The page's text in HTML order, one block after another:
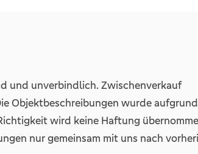
erreichen Sie mit dem PKW in ca.
und unverbindlich. Zwischenverkauf
Objektbeschreibungen wurde
wird keine Haftung
nur gemeinsam mit uns nach